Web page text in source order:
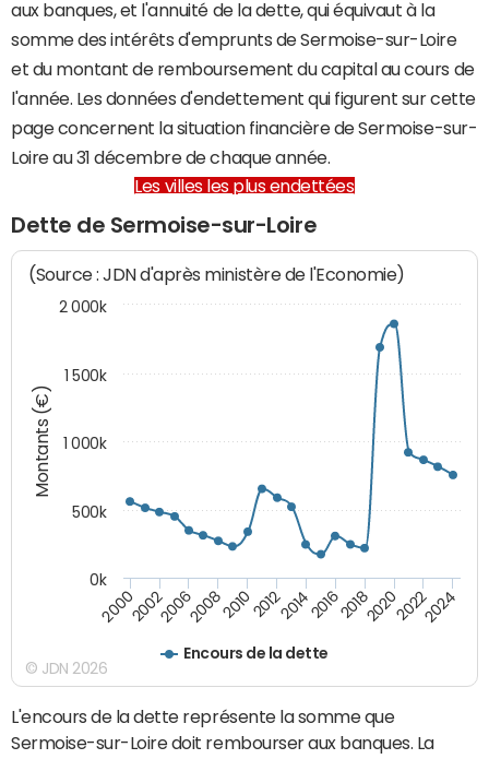
aux banques, et l'annuité de la dette, qui équivaut à la
somme des intérêts d'emprunts de Sermoise-sur-Loire
et du montant de remboursement du capital au cours de
l'année. Les données d'endettement qui figurent sur cette
page concernent la situation financière de Sermoise-sur-
Loire au 31 décembre de chaque année.
Les villes les plus endettées
Dette de Sermoise-sur-Loire
Montants (€)
(Source : JDN d'après ministère de l'Economie)
Encours de la dette
200020022006200820102012201420162018202020222024
0k
500k
1 000k
1 500k
2 000k
© JDN 2026
L'encours de la dette représente la somme que
Sermoise-sur-Loire doit rembourser aux banques. La